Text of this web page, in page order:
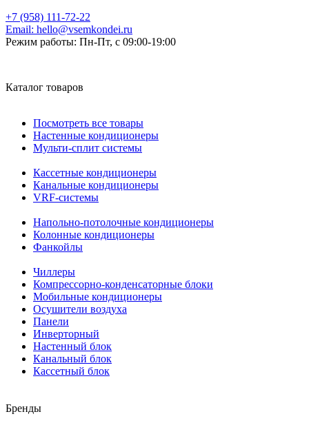
+7 (958) 111-72-22
Email: hello@vsemkondei.ru
Режим работы: Пн-Пт, с 09:00-19:00
Каталог товаров
Посмотреть все товары
Настенные кондиционеры
Мульти-сплит системы
Кассетные кондиционеры
Канальные кондиционеры
VRF-системы
Напольно-потолочные кондиционеры
Колонные кондиционеры
Фанкойлы
Чиллеры
Компрессорно-конденсаторные блоки
Мобильные кондиционеры
Осушители воздуха
Панели
Инверторный
Настенный блок
Канальный блок
Кассетный блок
Бренды